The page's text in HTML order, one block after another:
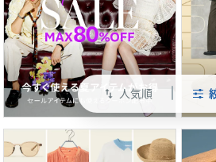
swap_vert 人気順